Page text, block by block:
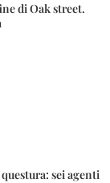
di Oak street.
sei agenti